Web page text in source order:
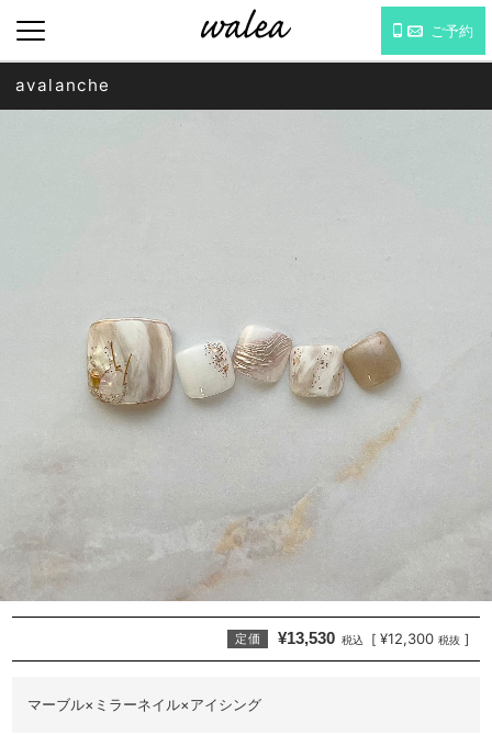
ご予約
avalanche
定価 ¥13,530 税込 [ ¥12,300 税抜 ]
マーブル×ミラーネイル×アイシング